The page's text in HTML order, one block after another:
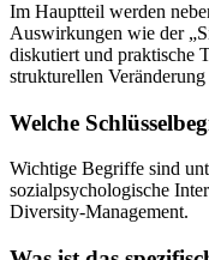
Im Hauptteil werden
Auswirkungen wie der
diskutiert und praktische
strukturellen
Welche
Wichtige Begriffe sind
sozialpsychologische
Diversity-Management.